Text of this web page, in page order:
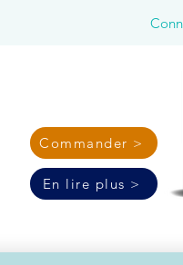
Commander >
En lire plus >